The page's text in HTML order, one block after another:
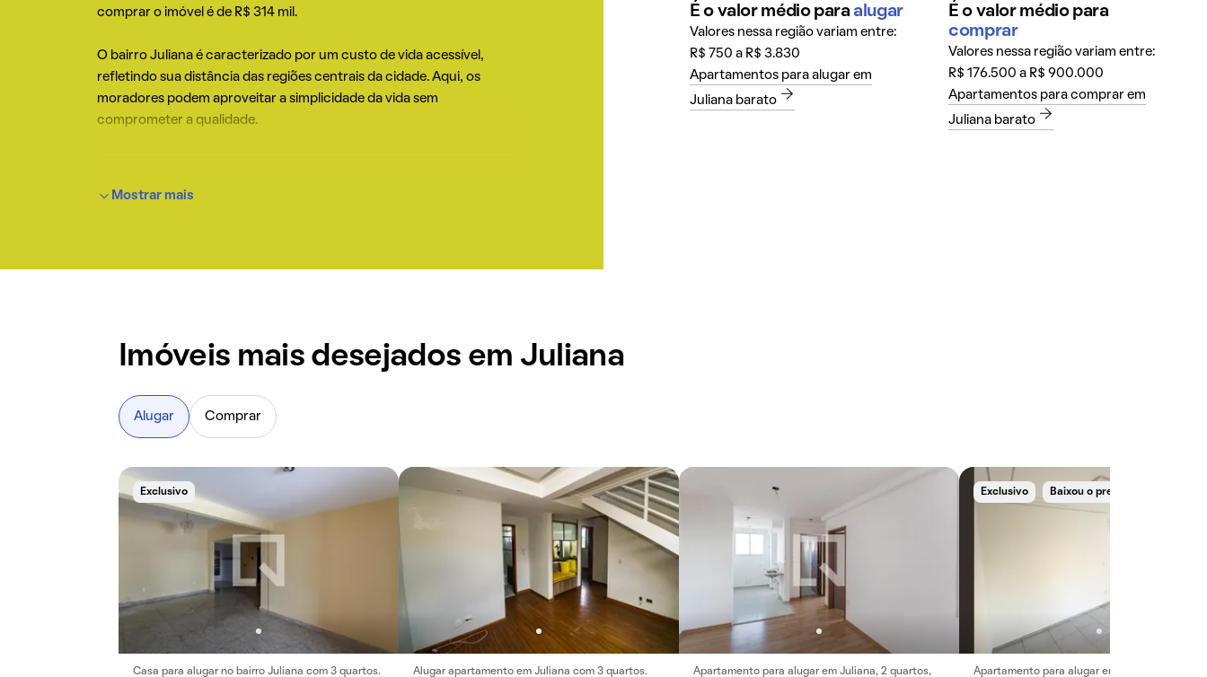
comprar o imóvel é de R$ 314 mil.
O bairro Juliana é caracterizado por um custo de vida acessível,
refletindo sua distância das regiões centrais da cidade. Aqui, os
moradores podem aproveitar a simplicidade da vida sem
comprometer a qualidade.
Mostrar mais
É o valor médio para alugar
Valores nessa região variam entre:
R$ 750 a R$ 3.830
Apartamentos para alugar em
Juliana barato
É o valor médio para
comprar
Valores nessa região variam entre:
R$ 176.500 a R$ 900.000
Apartamentos para comprar em
Juliana barato
Imóveis mais desejados em Juliana
Exclusivo
Casa para alugar no bairro Juliana com 3 quartos. Alugar apartamento em Juliana com 3 quartos.
Apartamento para alugar em Juliana, 2 quartos,
Exclusivo Baixou o preço
Apartamento para alugar em Juliana de 53 m².
Alugar Comprar